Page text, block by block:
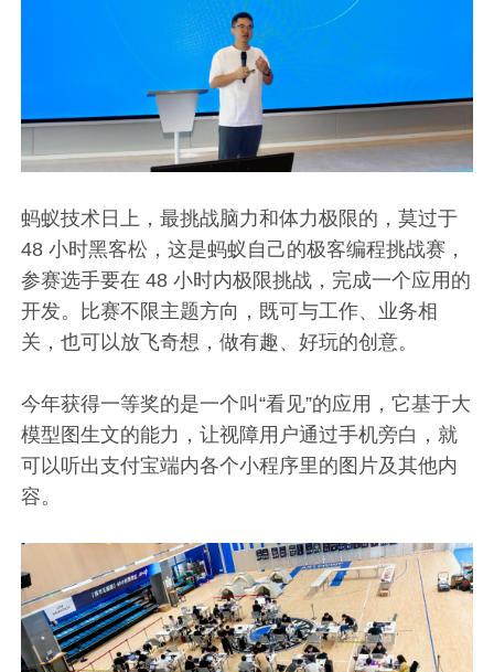
蚂蚁技术日上，最挑战脑力和体力极限的，莫过于
48 小时黑客松，这是蚂蚁自己的极客编程挑战赛，
参赛选手要在 48 小时内极限挑战，完成一个应用的
开发。比赛不限主题方向，既可与工作、业务相
关，也可以放飞奇想，做有趣、好玩的创意。
今年获得一等奖的是一个叫“看见”的应用，它基于大
模型图生文的能力，让视障用户通过手机旁白，就
可以听出支付宝端内各个小程序里的图片及其他内
容。